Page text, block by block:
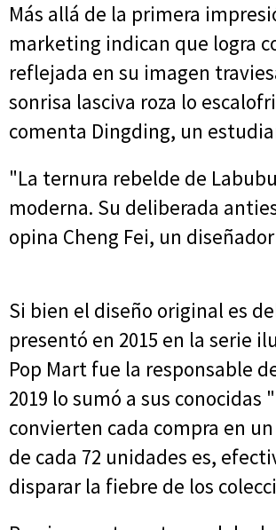
Más allá de la primera
marketing indican que logra
reflejada en su imagen
sonrisa lasciva roza lo
comenta Dingding, un
"La ternura rebelde de
moderna. Su deliberada
opina Cheng Fei, un
Si bien el diseño original es
presentó en 2015 en la serie
Pop Mart fue la responsable
2019 lo sumó a sus conocidas
convierten cada compra en
de cada 72 unidades es,
disparar la fiebre de los